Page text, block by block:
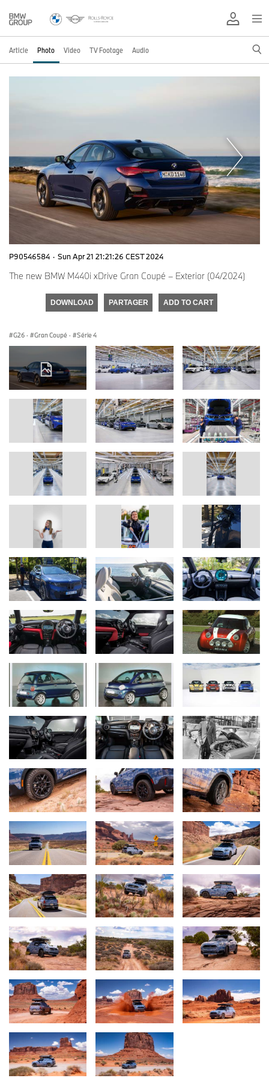
Article Photo Video TV Footage Audio
P90546584 · Sun Apr 21 21:21:26 CEST 2024
The new BMW M440i xDrive Gran Coupé – Exterior (04/2024)
DOWNLOAD PARTAGER ADD TO CART
G26 · Gran Coupé · Série 4